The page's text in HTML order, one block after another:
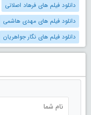
دانلود فیلم های فرهاد اصلانی
دانلود فیلم های مهدی هاشمی
دانلود فیلم های نگار جواهریان